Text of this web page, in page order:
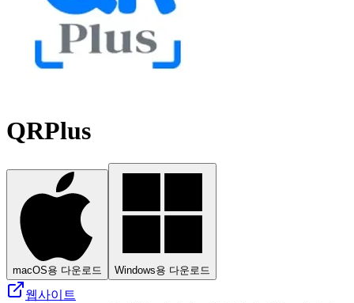
QRPlus
macOS용 다운로드 Windows용 다운로드
웹사이트